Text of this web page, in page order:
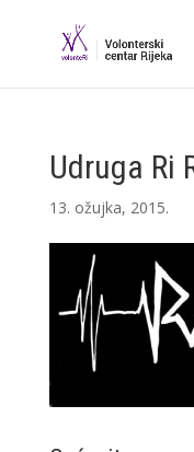
Udruga Ri
13. ožujka, 2015.